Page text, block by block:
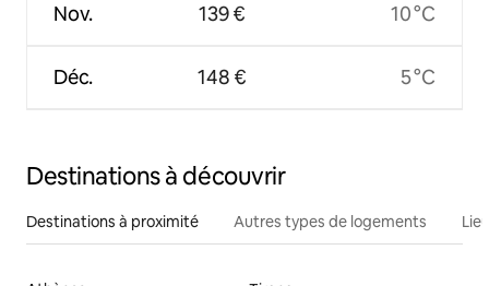
Nov.
Déc.
139 €
148 €
10 °C
5 °C
Destinations à découvrir
Destinations à proximité Autres types de logements